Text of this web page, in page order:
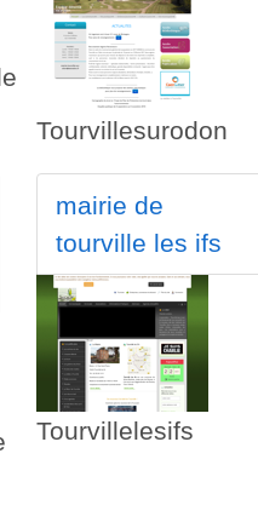
Tourvillesurodon
mairie de
tourville les ifs
Tourvillelesifs